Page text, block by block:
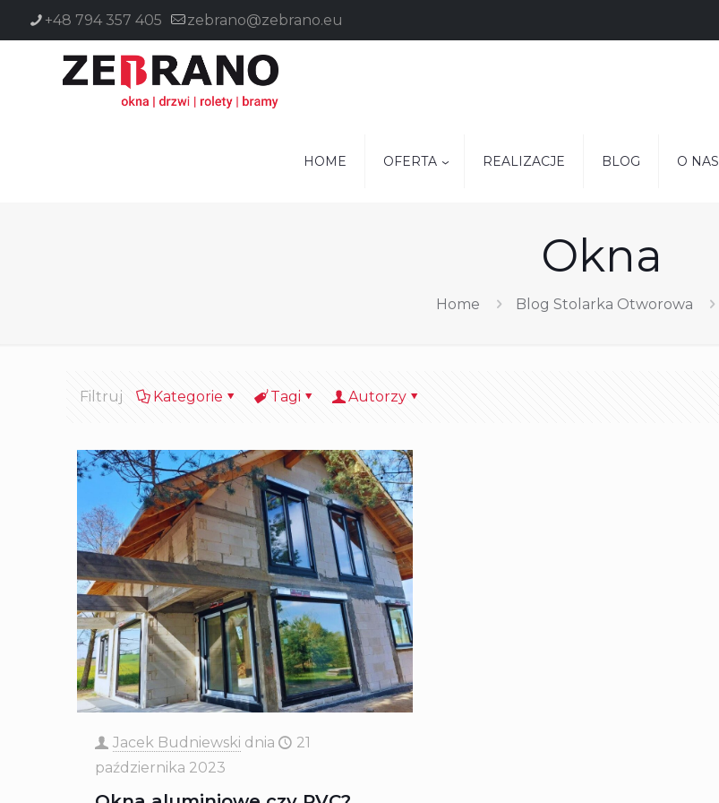
+48 794 357 405 zebrano@zebrano.eu
HOME OFERTA REALIZACJE BLOG O NAS
Okna
Home Blog Stolarka Otworowa
Filtruj Kategorie Tagi Autorzy
Jacek Budniewski dnia
21
października 2023